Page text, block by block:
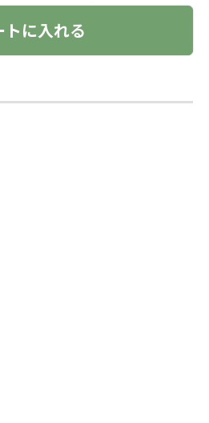
トに入れる